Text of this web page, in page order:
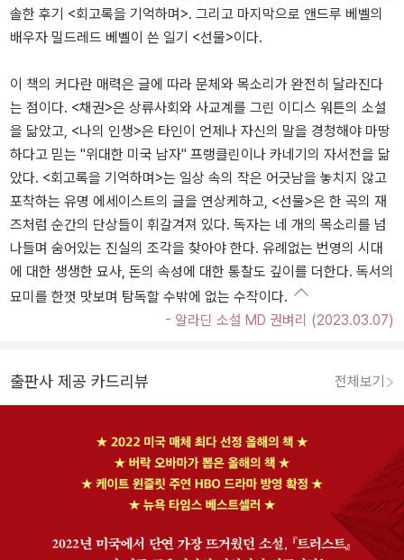
솔한 후기 <회고록을 기억하며>. 그리고 마지막으로 앤드루 베벨의
배우자 밀드레드 베벨이 쓴 일기 <선물>이다.
이 책의 커다란 매력은 글에 따라 문체와 목소리가 완전히 달라진다
는 점이다. <채권>은 상류사회와 사교계를 그린 이디스 워튼의 소설
을 닮았고, <나의 인생>은 타인이 언제나 자신의 말을 경청해야 마땅
하다고 믿는 "위대한 미국 남자" 프랭클린이나 카네기의 자서전을 닮
았다. <회고록을 기억하며>는 일상 속의 작은 어긋남을 놓치지 않고
포착하는 유명 에세이스트의 글을 연상케하고, <선물>은 한 곡의 재
즈처럼 순간의 단상들이 휘갈겨져 있다. 독자는 네 개의 목소리를 넘
나들며 숨어있는 진실의 조각을 찾아야 한다. 유례없는 번영의 시대
에 대한 생생한 묘사, 돈의 속성에 대한 통찰도 깊이를 더한다. 독서의
묘미를 한껏 맛보며 탐독할 수밖에 없는 수작이다.
- 알라딘 소설 MD 권벼리 (2023.03.07)
출판사 제공 카드리뷰 전체보기